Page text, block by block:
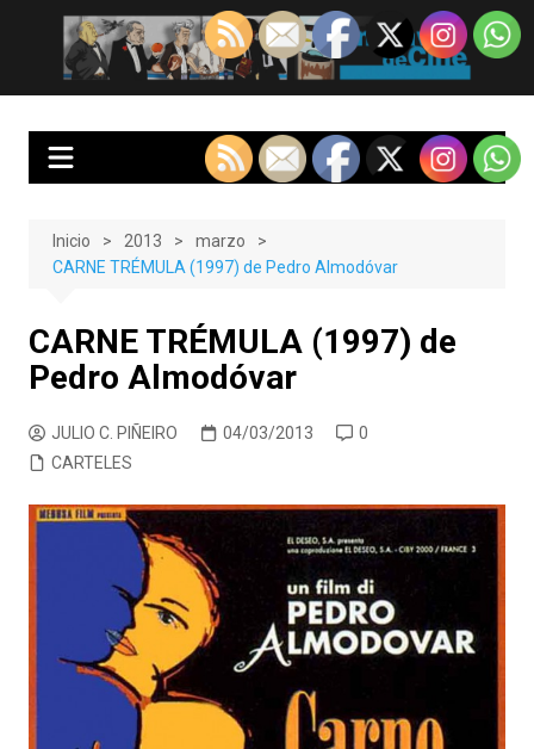
contenido
EnClave de Cine
Crítica cinematográfica y audiovisual. Punto de encuentro para los
Inicio 2013
marzo
CARNE TRÉMULA (1997) de Pedro Almodóvar
CARNE TRÉMULA (1997) de
Pedro Almodóvar
JULIO C. PIÑEIRO 04/03/2013
0
CARTELES